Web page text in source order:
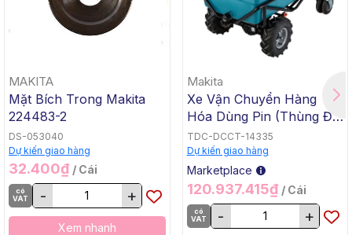
MAKITA
Mặt Bích Trong Makita
224483-2
DS-053040
Dự kiến giao hàng
32.400₫ / Cái
có
VAT
- +
Xem nhanh
Makita
Xe Vận Chuyển Hàng
Hóa Dùng Pin (Thùng Đế
Bằng, BL, 18Vx2) Makita
DCU605Z
TDC-DCCT-14335
Dự kiến giao hàng
Marketplace
120.937.415₫ / Cái
có
VAT
- +